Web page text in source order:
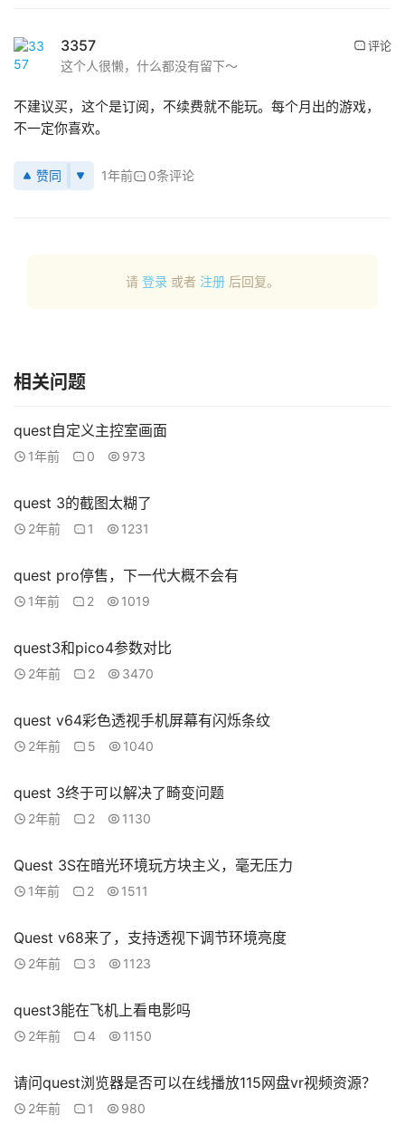
闻
R
设
排
载
V
R
社
区
登录
3357
这个人很懒，什么都没有留下～
评论
不建议买，这个是订阅，不续费就不能玩。每个月出的游戏，
不一定你喜欢。
赞同 1年前 0条评论
请 登录 或者 注册 后回复。
相关问题
quest自定义主控室画面
1年前 0 973
quest 3的截图太糊了
2年前 1 1231
quest pro停售，下一代大概不会有
1年前 2 1019
quest3和pico4参数对比
2年前 2 3470
quest v64彩色透视手机屏幕有闪烁条纹
2年前 5 1040
quest 3终于可以解决了畸变问题
2年前 2 1130
Quest 3S在暗光环境玩方块主义，毫无压力
1年前 2 1511
Quest v68来了，支持透视下调节环境亮度
2年前 3 1123
quest3能在飞机上看电影吗
2年前 4 1150
请问quest浏览器是否可以在线播放115网盘vr视频资源？
2年前 1 980